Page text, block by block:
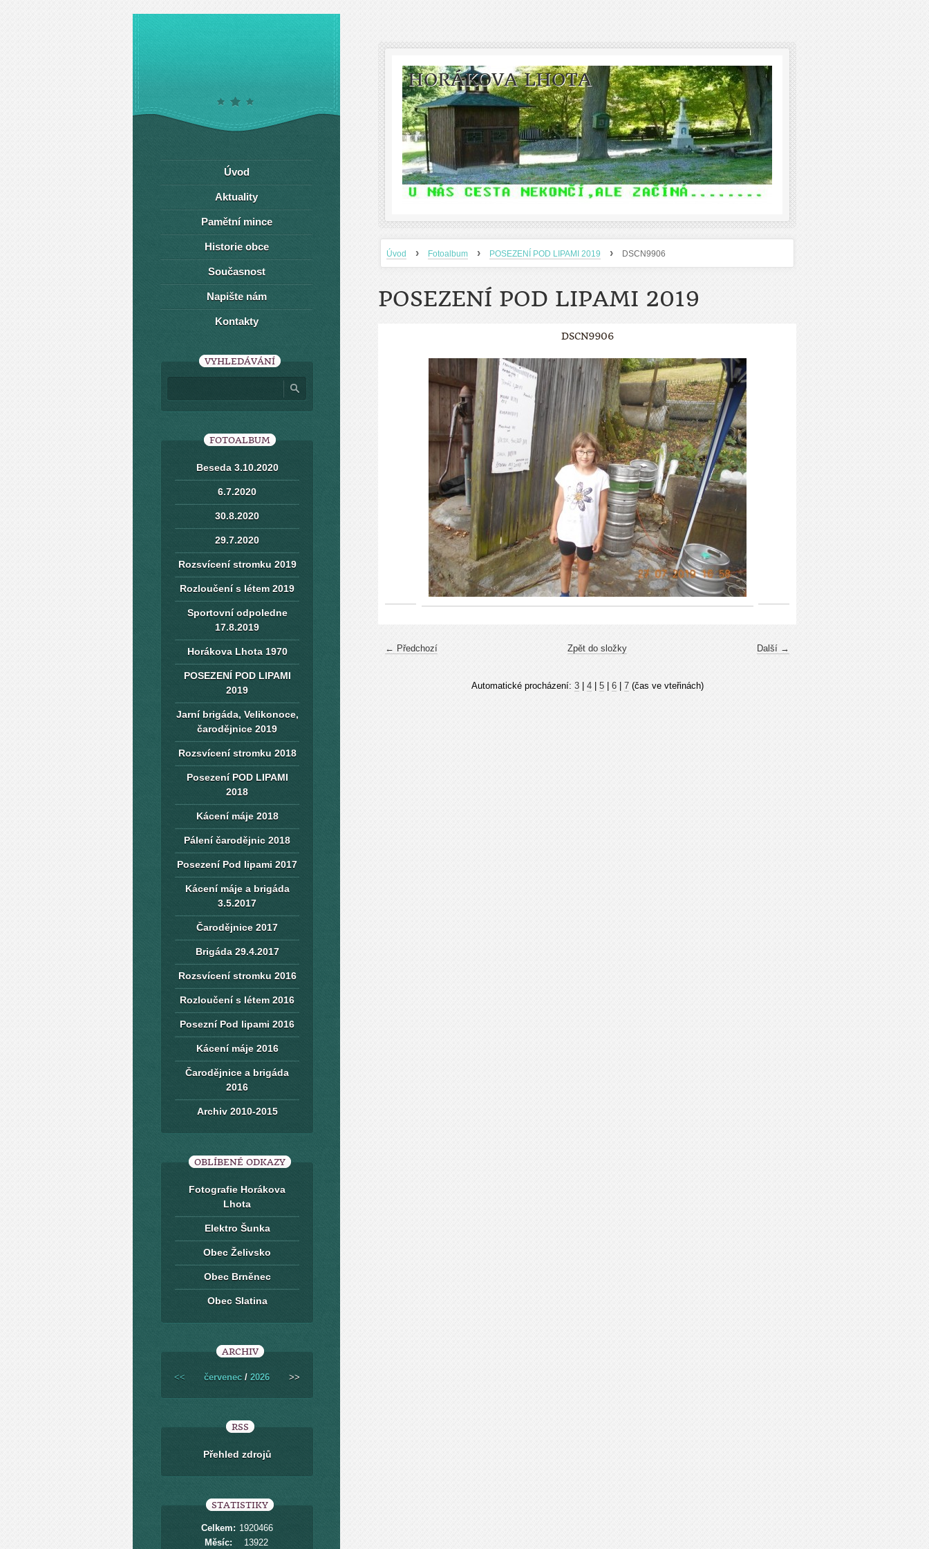
HORÁKOVA LHOTA
Úvod › Fotoalbum › POSEZENÍ POD LIPAMI 2019 › DSCN9906
POSEZENÍ POD LIPAMI 2019
DSCN9906
← Předchozí Další →
Zpět do složky
Automatické procházení: 3| 4| 5| 6| 7(čas ve vteřinách)
Úvod
Aktuality
Pamětní mince
Historie obce
Současnost
Napište nám
Kontakty
VYHLEDÁVÁNÍ
FOTOALBUM
Beseda 3.10.2020
6.7.2020
30.8.2020
29.7.2020
Rozsvícení stromku 2019
Rozloučení s létem 2019
Sportovní odpoledne
17.8.2019
Horákova Lhota 1970
POSEZENÍ POD LIPAMI
2019
Jarní brigáda, Velikonoce,
čarodějnice 2019
Rozsvícení stromku 2018
Posezení POD LIPAMI
2018
Kácení máje 2018
Pálení čarodějnic 2018
Posezení Pod lipami 2017
Kácení máje a brigáda
3.5.2017
Čarodějnice 2017
Brigáda 29.4.2017
Rozsvícení stromku 2016
Rozloučení s létem 2016
Posezní Pod lipami 2016
Kácení máje 2016
Čarodějnice a brigáda
2016
Archiv 2010-2015
OBLÍBENÉ ODKAZY
Fotografie Horákova
Lhota
Elektro Šunka
Obec Želivsko
Obec Brněnec
Obec Slatina
ARCHIV
<< červenec / 2026 >>
RSS
Přehled zdrojů
STATISTIKY
Celkem: 1920466
Měsíc:
13922